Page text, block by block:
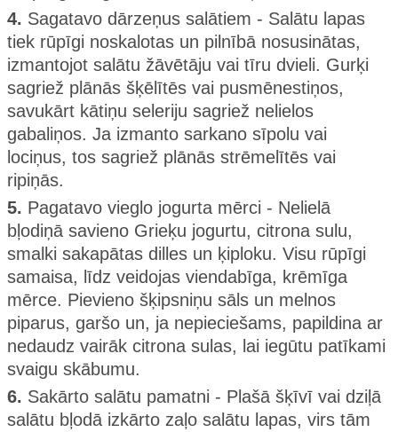
4. Sagatavo dārzeņus salātiem - Salātu lapas
tiek rūpīgi noskalotas un pilnībā nosusinātas,
izmantojot salātu žāvētāju vai tīru dvieli. Gurķi
sagriež plānās šķēlītēs vai pusmēnestiņos,
savukārt kātiņu seleriju sagriež nelielos
gabaliņos. Ja izmanto sarkano sīpolu vai
lociņus, tos sagriež plānās strēmelītēs vai
ripiņās.
5. Pagatavo vieglo jogurta mērci - Nelielā
bļodiņā savieno Grieķu jogurtu, citrona sulu,
smalki sakapātas dilles un ķiploku. Visu rūpīgi
samaisa, līdz veidojas viendabīga, krēmīga
mērce. Pievieno šķipsniņu sāls un melnos
piparus, garšo un, ja nepieciešams, papildina ar
nedaudz vairāk citrona sulas, lai iegūtu patīkami
svaigu skābumu.
6. Sakārto salātu pamatni - Plašā šķīvī vai dziļā
salātu bļodā izkārto zaļo salātu lapas, virs tām